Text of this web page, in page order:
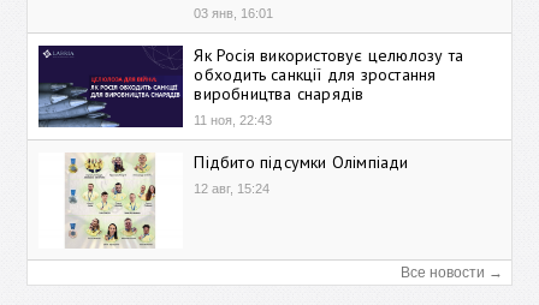
03 янв, 16:01
Як Росія використовує целюлозу та
обходить санкції для зростання
виробництва снарядів
11 ноя, 22:43
Підбито підсумки Олімпіади
12 авг, 15:24
Все новости →